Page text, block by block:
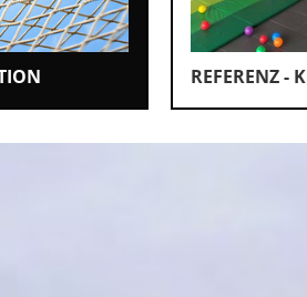
Klettern & Bouldern
Leichtathletik
Objekteinrichtungen
REFERENZ -